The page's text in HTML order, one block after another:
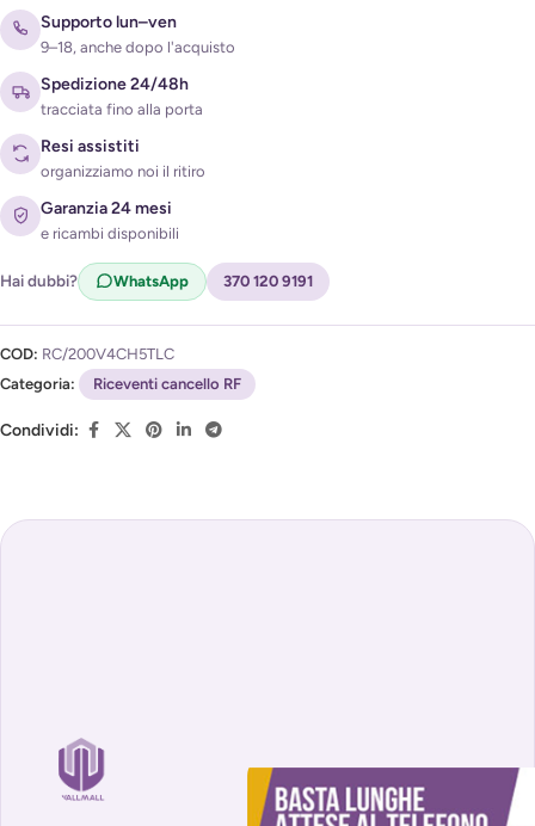
Acconsento al trattamento dei miei dati per ricevere
l'avviso di disponibilità (
Privacy Policy)
Supporto lun–ven
9–18, anche dopo l'acquisto
Spedizione 24/48h
tracciata fino alla porta
Resi assistiti
organizziamo noi il ritiro
Garanzia 24 mesi
e ricambi disponibili
Hai dubbi? WhatsApp 370 120 9191
COD: RC/200V4CH5TLC
Categoria:
Riceventi cancello RF
Condividi: